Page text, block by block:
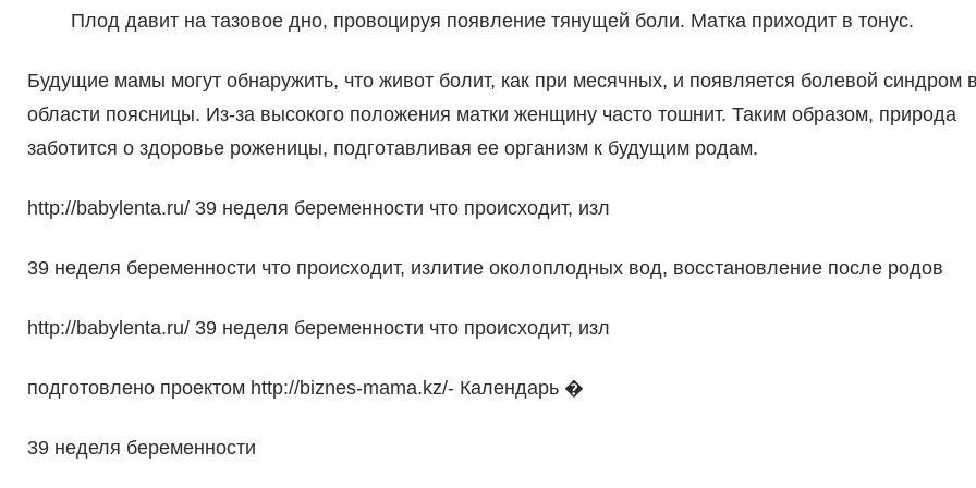
Плод давит на тазовое дно, провоцируя появление тянущей боли. Матка приходит в тонус.
Будущие мамы могут обнаружить, что живот болит, как при месячных, и появляется болевой синдром
области поясницы. Из-за высокого положения матки женщину часто тошнит. Таким образом, природа
заботится о здоровье роженицы, подготавливая ее организм к будущим родам.
http://babylenta.ru/ 39 неделя беременности что происходит, изл
39 неделя беременности что происходит, излитие околоплодных вод, восстановление после родов
http://babylenta.ru/ 39 неделя беременности что происходит, изл
подготовлено проектом http://biznes-mama.kz/- Календарь �
39 неделя беременности